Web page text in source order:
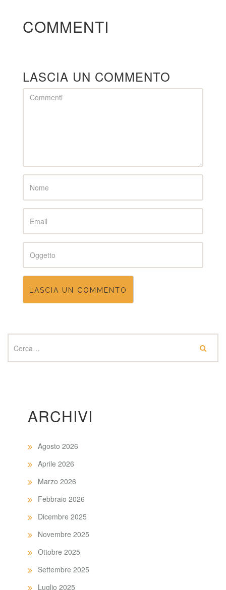
COMMENTI
LASCIA UN COMMENTO
Comment
Name
Email
Subject
ARCHIVI
Agosto 2026
Aprile 2026
Marzo 2026
Febbraio 2026
Dicembre 2025
Novembre 2025
Ottobre 2025
Settembre 2025
Luglio 2025